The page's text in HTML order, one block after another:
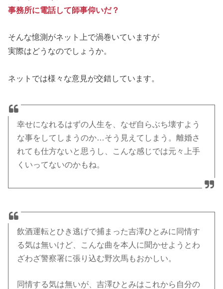
事務所に電話して師事仰いだ？
そんな憶測がネット上で渦巻いていますが
実際はどうなのでしょうか。
ネットでは様々な意見が交錯しています。
幸せになれるはずの人生を、なぜ自らぶち壊すよう
な事をしてしまうのか…そう見えてしまう。離婚さ
れても仕方ないと思うし、こんな感じでは元々上手
くいってないのかもね。
飲酒運転とひき逃げで捕まった吉澤ひとみに同情す
る気は無いけど、こんな曲を本人に聞かせようとわ
ざわざ警察署に張り込む野次馬もおかしい。
同情する気は無いが、吉澤ひとみはこれから自分の